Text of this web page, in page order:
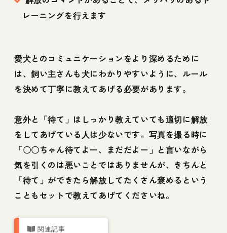
レーニングを行えます
愛犬とのコミュニケーションをより深めるために
は、飼い主さんも犬にわかりやすいように、ルール
を決めて丁寧に教えてあげる必要があります。
意外と「待て」はしっかり教えていても適切に解放
をしてあげている人は少ないです。写真を撮る時に
「〇〇ちゃん待てよー、まだだよー」と言いながら
気を引くのは悪いことではありませんが、きちんと
「待て」ができたら解放してたくさん褒めるという
こともセットで教えてあげてくださいね。